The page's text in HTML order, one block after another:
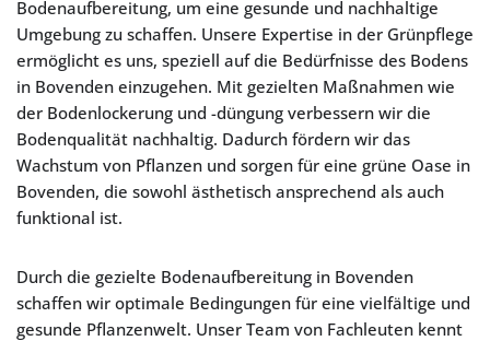
Bodenaufbereitung, um eine gesunde und nachhaltige
Umgebung zu schaffen. Unsere Expertise in der Grünpflege
ermöglicht es uns, speziell auf die Bedürfnisse des Bodens
in Bovenden einzugehen. Mit gezielten Maßnahmen wie
der Bodenlockerung und -düngung verbessern wir die
Bodenqualität nachhaltig. Dadurch fördern wir das
Wachstum von Pflanzen und sorgen für eine grüne Oase in
Bovenden, die sowohl ästhetisch ansprechend als auch
funktional ist.
Durch die gezielte Bodenaufbereitung in Bovenden
schaffen wir optimale Bedingungen für eine vielfältige und
gesunde Pflanzenwelt. Unser Team von Fachleuten kennt